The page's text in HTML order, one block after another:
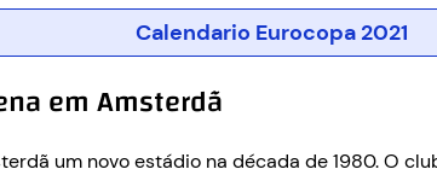
Calendario Eurocopa 2021
em Amsterdã
um novo estádio na década de 1980. O